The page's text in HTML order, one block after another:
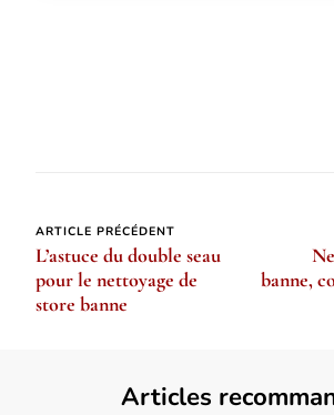
Navigation
d’article
ARTICLE PRÉCÉDENT
L’astuce du double seau
pour le nettoyage de
store banne
banne,
Articles